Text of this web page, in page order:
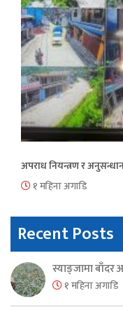
अपराध नियन्त्रण र
१ महिना अगाडि
Recent Posts
स्याङ्जामा बाँदर
१ महिना अगाडि